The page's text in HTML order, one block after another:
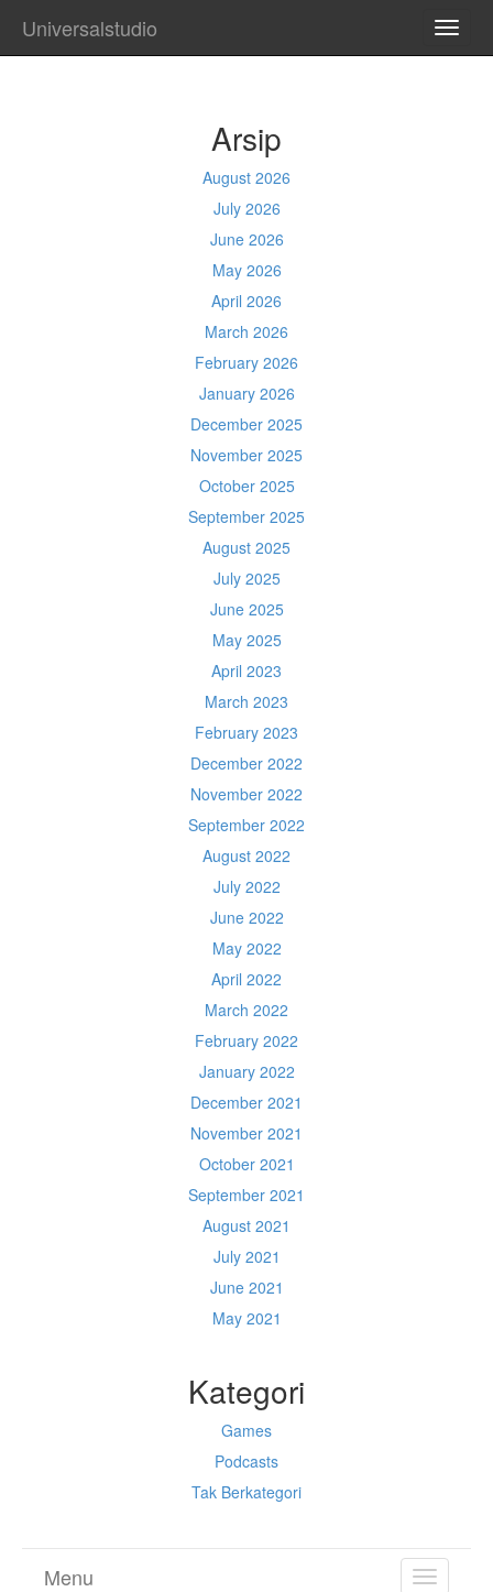
Universalstudio
Arsip
August 2026
July 2026
June 2026
May 2026
April 2026
March 2026
February 2026
January 2026
December 2025
November 2025
October 2025
September 2025
August 2025
July 2025
June 2025
May 2025
April 2023
March 2023
February 2023
December 2022
November 2022
September 2022
August 2022
July 2022
June 2022
May 2022
April 2022
March 2022
February 2022
January 2022
December 2021
November 2021
October 2021
September 2021
August 2021
July 2021
June 2021
May 2021
Kategori
Games
Podcasts
Tak Berkategori
TOGGLE
Menu